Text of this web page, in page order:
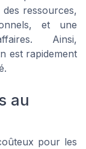
ressources,
et une
Ainsi,
est rapidement
au
pour les